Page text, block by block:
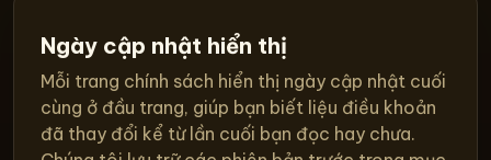
Ngày cập nhật hiển thị
Mỗi trang chính sách hiển thị ngày cập nhật cuối
cùng ở đầu trang, giúp bạn biết liệu điều khoản
đã thay đổi kể từ lần cuối bạn đọc hay chưa.